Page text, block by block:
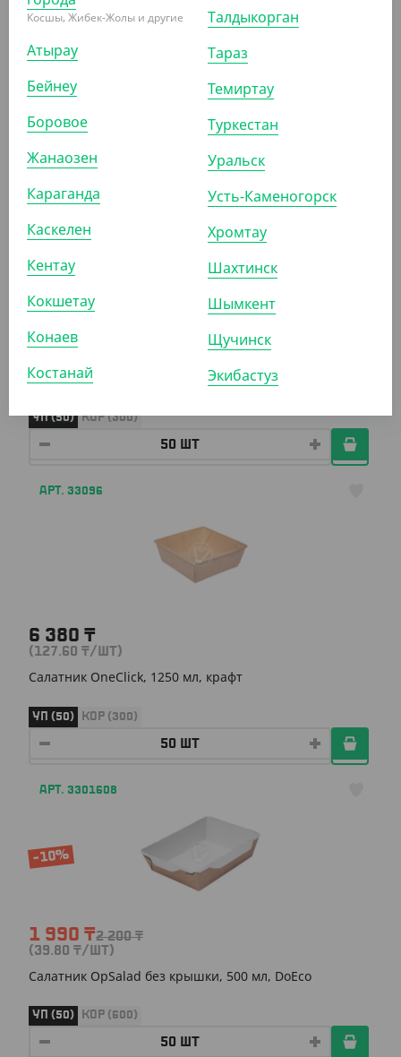
Салатник OneClick, 1250 мл, крафт
УП (50)
ПОХОЖИЕ ТОВАРЫ
АРТ. 33426
-9%
2 992.50
Упаковка для салатов 1300 мл, Pure craft, без крышки
УП (50) КОР (300)
АРТ. 33096
6 380 ₸
(127.60 ₸/ШТ)
Салатник OneClick, 1250 мл, крафт
УП (50) КОР (300)
АРТ. 3301608
-10%
1 990 ₸2 200₸
(39.80 ₸/ШТ)
Салатник OpSalad без крышки, 500 мл, DoEco
УП (50) КОР (600)
Косшы, Жибек-Жолы и другие
Атырау
Бейнеу
Боровое
Жанаозен
Караганда
Каскелен
Кентау
Кокшетау
Конаев
Костанай
Талдыкорган
Тараз
Темиртау
Туркестан
Уральск
Усть-Каменогорск
Хромтау
Шахтинск
Шымкент
Щучинск
Экибастуз